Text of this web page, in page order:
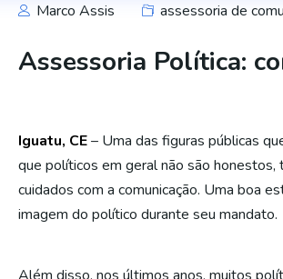
Marco Assis assessoria de
Assessoria Política:
Iguatu, CE– Uma das figuras públicas
que políticos em geral não são
cuidados com a comunicação. Uma boa
imagem do político durante seu mandato.